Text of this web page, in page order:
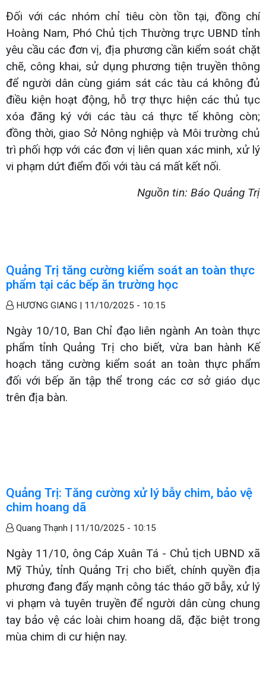
Đối với các nhóm chỉ tiêu còn tồn tại, đồng chí
Hoàng Nam, Phó Chủ tịch Thường trực UBND tỉnh
yêu cầu các đơn vị, địa phương cần kiểm soát chặt
chẽ, công khai, sử dụng phương tiện truyền thông
để người dân cùng giám sát các tàu cá không đủ
điều kiện hoạt động, hỗ trợ thực hiện các thủ tục
xóa đăng ký với các tàu cá thực tế không còn;
đồng thời, giao Sở Nông nghiệp và Môi trường chủ
trì phối hợp với các đơn vị liên quan xác minh, xử lý
vi phạm dứt điểm đối với tàu cá mất kết nối.
Nguồn tin: Báo Quảng Trị
Quảng Trị tăng cường kiểm soát an toàn thực
phẩm tại các bếp ăn trường học
HƯƠNG GIANG | 11/10/2025 - 10:15
Ngày 10/10, Ban Chỉ đạo liên ngành An toàn thực
phẩm tỉnh Quảng Trị cho biết, vừa ban hành Kế
hoạch tăng cường kiểm soát an toàn thực phẩm
đối với bếp ăn tập thể trong các cơ sở giáo dục
trên địa bàn.
Quảng Trị: Tăng cường xử lý bẫy chim, bảo vệ
chim hoang dã
Quang Thạnh | 11/10/2025 - 10:15
Ngày 11/10, ông Cáp Xuân Tá - Chủ tịch UBND xã
Mỹ Thủy, tỉnh Quảng Trị cho biết, chính quyền địa
phương đang đẩy mạnh công tác tháo gỡ bẫy, xử lý
vi phạm và tuyên truyền để người dân cùng chung
tay bảo vệ các loài chim hoang dã, đặc biệt trong
mùa chim di cư hiện nay.